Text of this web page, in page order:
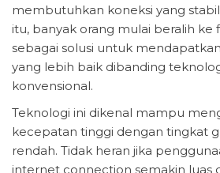
membutuhkan koneksi yang
itu, banyak orang mulai beralih
sebagai solusi untuk
yang lebih baik dibanding
konvensional.
Teknologi ini dikenal mampu
kecepatan tinggi dengan tingkat
rendah. Tidak heran jika
internet connection semakin luas